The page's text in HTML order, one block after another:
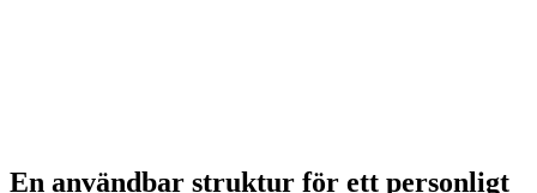
En användbar struktur för ett personligt